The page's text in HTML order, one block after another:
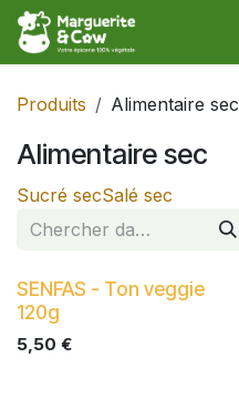
Se rendre au contenu
Produits Alimentaire sec
Alimentaire sec
Sucré secSalé sec
SENFAS - Ton veggie
120g
5,50 €